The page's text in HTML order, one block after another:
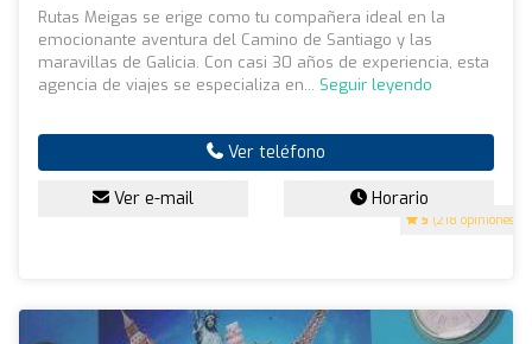
5 (218 opiniones)
Rutas Meigas se erige como tu compañera ideal en la
emocionante aventura del Camino de Santiago y las
maravillas de Galicia. Con casi 30 años de experiencia, esta
agencia de viajes se especializa en... Seguir leyendo
Ver teléfono
Ver e-mail Horario